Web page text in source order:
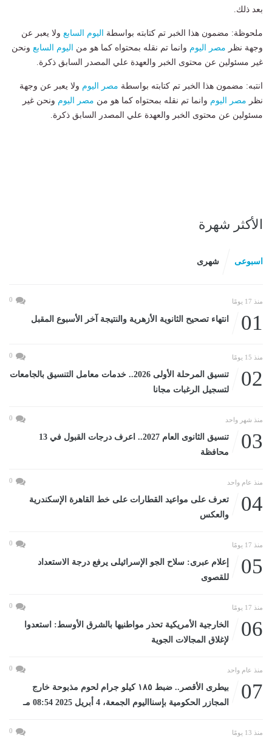
بعد ذلك.
ملحوظة: مضمون هذا الخبر تم كتابته بواسطة اليوم السابع ولا يعبر عن
وجهة نظر مصر اليوم وانما تم نقله بمحتواه كما هو من اليوم السابع ونحن
غير مسئولين عن محتوى الخبر والعهدة علي المصدر السابق ذكرة.
انتبه: مضمون هذا الخبر تم كتابته بواسطة مصر اليوم ولا يعبر عن وجهة
نظر مصر اليوم وانما تم نقله بمحتواه كما هو من مصر اليوم ونحن غير
مسئولين عن محتوى الخبر والعهدة علي المصدر السابق ذكرة.
الأكثر شهرة
اسبوعى شهرى
منذ 17 يومًا 0
01 انتهاء تصحيح الثانوية الأزهرية والنتيجة آخر الأسبوع المقبل
منذ 15 يومًا 0
02
تنسيق المرحلة الأولى 2026.. خدمات معامل التنسيق بالجامعات
لتسجيل الرغبات مجانا
منذ شهر واحد 0
03
تنسيق الثانوى العام 2027.. اعرف درجات القبول في 13
محافظة
منذ عام واحد 0
04
تعرف على مواعيد القطارات على خط القاهرة الإسكندرية
والعكس
منذ 17 يومًا 0
05
إعلام عبرى: سلاح الجو الإسرائيلى يرفع درجة الاستعداد
للقصوى
منذ 17 يومًا 0
06
الخارجية الأمريكية تحذر مواطنيها بالشرق الأوسط: استعدوا
لإغلاق المجالات الجوية
منذ عام واحد 0
07
بيطرى الأقصر.. ضبط ١٨٥ كيلو جرام لحوم مذبوحة خارج
المجازر الحكومية بإسنااليوم الجمعة، 4 أبريل 2025 08:54 مـ
منذ 13 يومًا 0